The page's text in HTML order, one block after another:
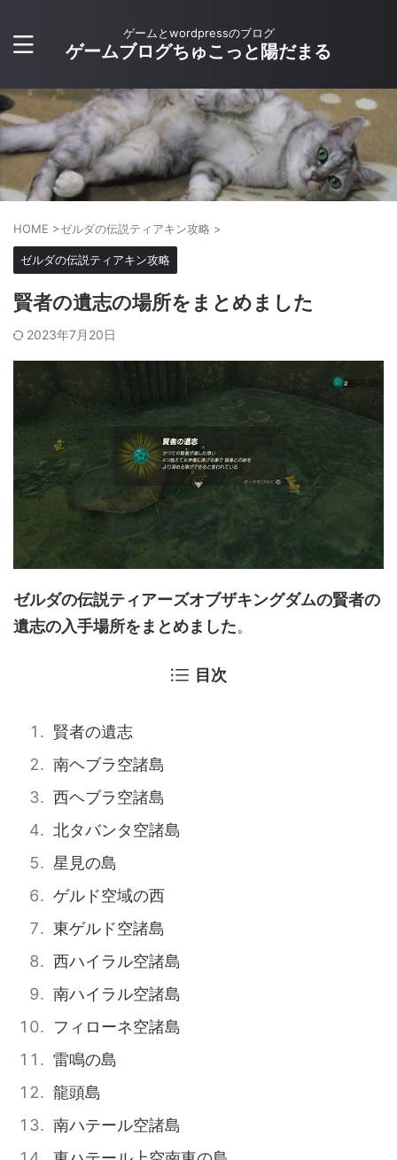
ゲームとwordpressのブログ
ゲームブログちゅこっと陽だまる
HOME >ゼルダの伝説ティアキン攻略 >
ゼルダの伝説ティアキン攻略
賢者の遺志の場所をまとめました
2023年7月20日
ゼルダの伝説ティアーズオブザキングダムの賢者の
遺志の入手場所をまとめました。
目次
賢者の遺志
南ヘブラ空諸島
西ヘブラ空諸島
北タバンタ空諸島
星見の島
ゲルド空域の西
東ゲルド空諸島
西ハイラル空諸島
南ハイラル空諸島
フィローネ空諸島
雷鳴の島
龍頭島
南ハテール空諸島